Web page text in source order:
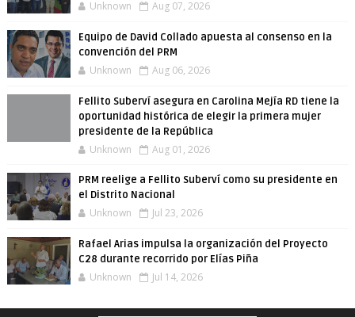
Unknown Aug 07, 2026
Equipo de David Collado apuesta al consenso en la
convención del PRM
Unknown Aug 06, 2026
Fellito Suberví asegura en Carolina Mejía RD tiene la
oportunidad histórica de elegir la primera mujer
presidente de la República
Unknown Aug 01, 2026
PRM reelige a Fellito Suberví como su presidente en
el Distrito Nacional
Unknown Jul 23, 2026
Rafael Arias impulsa la organización del Proyecto
C28 durante recorrido por Elías Piña
Unknown Jul 14, 2026